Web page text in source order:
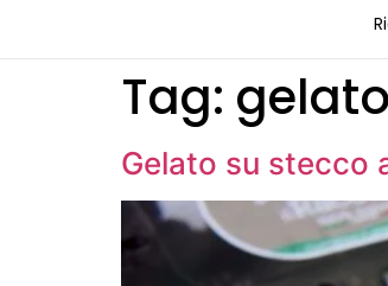
Tag: gelato
Gelato su stecco